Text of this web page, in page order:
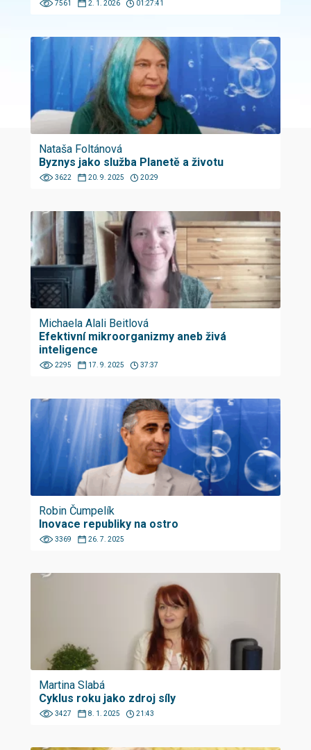
7561 2. 1. 2026 01:27:41
Nataša Foltánová
Byznys jako služba Planetě a životu
3622 20. 9. 2025 20:29
Michaela Alali Beitlová
Efektivní mikroorganizmy aneb živá
inteligence
2295 17. 9. 2025 37:37
Robin Čumpelík
Inovace republiky na ostro
3369 26. 7. 2025
Martina Slabá
Cyklus roku jako zdroj síly
3427 8. 1. 2025 21:43